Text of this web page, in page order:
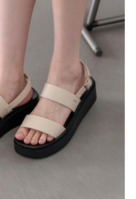
選擇「超商條碼／台灣大直營門市／銀行轉
」等通路繳費。
有限公司」（以下簡稱本公司）所提供，讓
買商品或服務，並由商店將買賣／分期付款
約使用本公司帳單繳交帳款。
分期」之契約關係目的，商店將以您的個人
提供予台灣大哥大進項蒐集、處理及利用，
所需資料之確認、核對及更正。
下連結：https://oppay.tw/userRule
享後付」後，將跳轉至「AFTEE先享後付」
金額後，即可完成結帳。
繳費通知簡訊。
，點擊此簡訊中的連結，可透過四大超商／
行付款，方視為交易完成。
需立刻繳費，但若您需要取消訂單，請聯絡
取消之訂單仍視為有效，需透過AFTEE先享
享後付 」之結帳頁面顯示為準，若有關於
退款等相關疑問，請聯繫「AFTEE先享後付
support/home
司提供之「AFTEE先享後付」服務完成之交
供個人資料，並將交易相關給付款項請求債
。
瀏覽以下網址：
https://aftee.tw/terms/#terms3
法定代理人或監護人之同意方可使用
意申辦者引起之損失，本公司不負相關責
上)免運費
以上)免運費
以上)免運費
以上)免運費